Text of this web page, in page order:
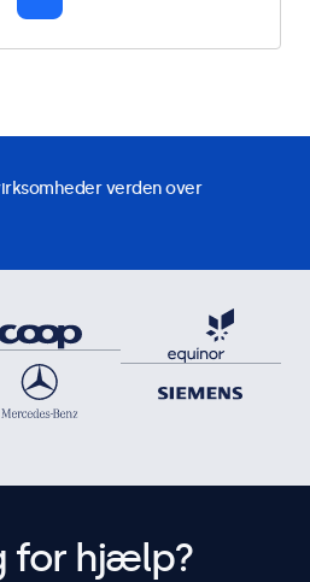
verden over
for hjælp?